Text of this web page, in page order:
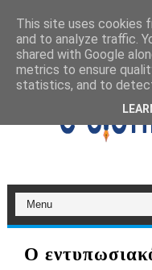
Ο
This site uses cookies
and to analyze traffic.
shared with Google
metrics to ensure
statistics, and to